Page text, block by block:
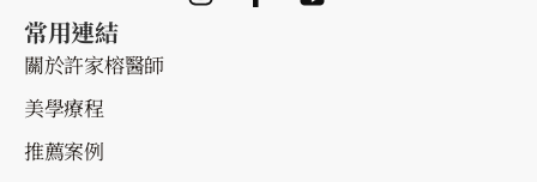
常用連結
關於許家榕醫師
美學療程
推薦案例